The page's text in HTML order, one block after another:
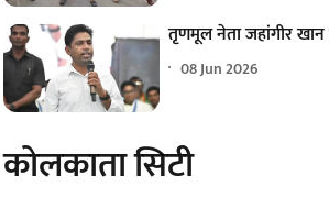
तृणमूल नेता जहांगीर खान
08 Jun 2026
कोलकाता सिटी